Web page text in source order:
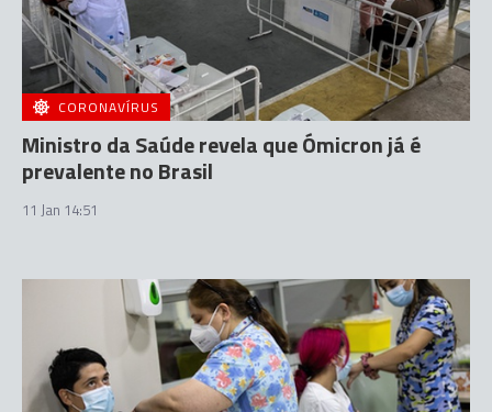
CORONAVÍRUS
Ministro da Saúde revela que Ómicron já é
prevalente no Brasil
11 Jan 14:51